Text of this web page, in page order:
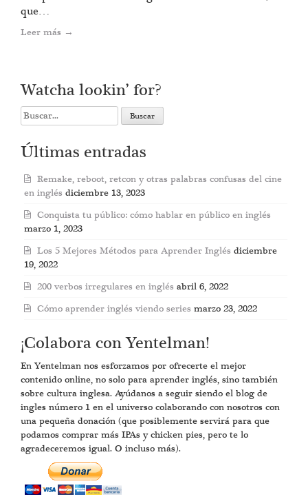
que…
Leer más →
Watcha lookin’ for?
Search
for:
Últimas entradas
Remake, reboot, retcon y otras palabras confusas del cine
en inglés diciembre 13, 2023
Conquista tu público: cómo hablar en público en inglés
marzo 1, 2023
Los 5 Mejores Métodos para Aprender Inglés diciembre
19, 2022
200 verbos irregulares en inglés abril 6, 2022
Cómo aprender inglés viendo series marzo 23, 2022
¡Colabora con Yentelman!
En Yentelman nos esforzamos por ofrecerte el mejor
contenido online, no solo para aprender inglés, sino también
sobre cultura inglesa. Ayúdanos a seguir siendo el blog de
ingles número 1 en el universo colaborando con nosotros con
una pequeña donación (que posiblemente servirá para que
podamos comprar más IPAs y chicken pies, pero te lo
agradeceremos igual. O incluso más).